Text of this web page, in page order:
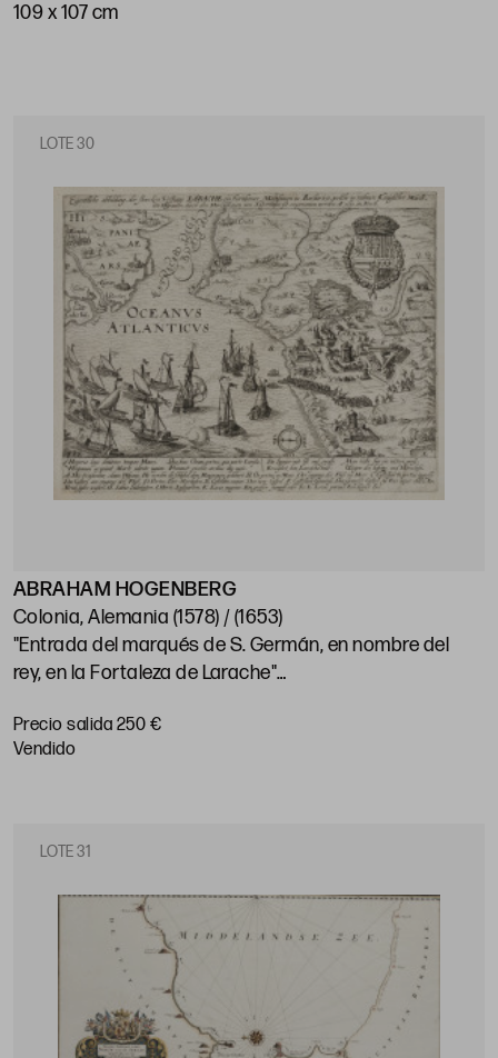
109 x 107 cm
LOTE 30
ABRAHAM HOGENBERG
Colonia, Alemania (1578) / (1653)
"Entrada del marqués de S. Germán, en nombre del
rey, en la Fortaleza de Larache"
Precio salida 250 €
vendido
LOTE 31